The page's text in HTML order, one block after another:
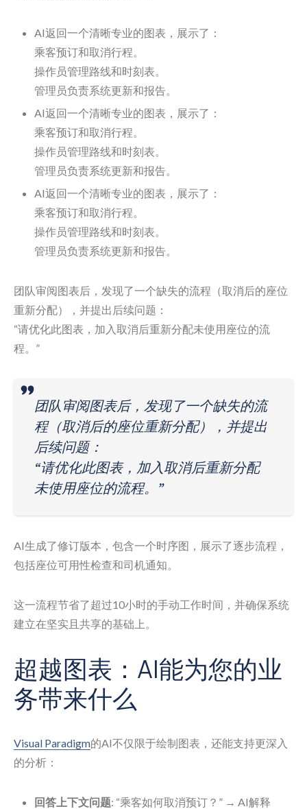
AI返回一个清晰专业的图表，展示了：
乘客预订和取消行程。
操作员管理路线和时刻表。
管理员负责系统更新和报告。
AI返回一个清晰专业的图表，展示了：
乘客预订和取消行程。
操作员管理路线和时刻表。
管理员负责系统更新和报告。
AI返回一个清晰专业的图表，展示了：
乘客预订和取消行程。
操作员管理路线和时刻表。
管理员负责系统更新和报告。
团队审阅图表后，发现了一个缺失的流程（取消后的座位
重新分配），并提出后续问题：
“请优化此图表，加入取消后重新分配未使用座位的流
程。”
团队审阅图表后，发现了一个缺失的流
程（取消后的座位重新分配），并提出
后续问题：
“请优化此图表，加入取消后重新分配
未使用座位的流程。”
AI生成了修订版本，包含一个时序图，展示了逐步流程，
包括座位可用性检查和司机通知。
这一流程节省了超过10小时的手动工作时间，并确保系统
建立在坚实且共享的基础上。
超越图表：AI能为您的业
务带来什么
Visual Paradigm的AI不仅限于绘制图表，还能支持更深入
的分析：
回答上下文问题: “乘客如何取消预订？” → AI解释